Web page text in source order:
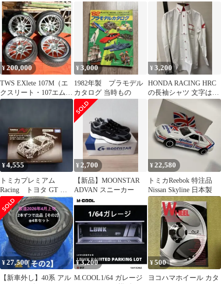
とホイール 4台分 5ス
ポーク2
オン ADVAN仕様車
2枚セット
¥200,000
TWS EXlete 107M（エ
クスリート・107エム）
20インチ 4本セット
¥3,000
1982年製 プラモデル
カタログ 当時もの
¥3,200
HONDA RACING HRC
の長袖シャツ 文字は全
て刺繍
¥4,555
トミカプレミアム
Racing トヨタ GT レ
ーシング コンセプト
¥ 2,700
【新品】MOONSTAR
ADVAN スニーカー
¥22,580
トミカReebok 特注品
Nissan Skyline 日本製
¥27,500
【新車外し】40系 アル
¥3,200
M.COOL1/64 ガレージ
¥500
ヨコハマホイール カタ